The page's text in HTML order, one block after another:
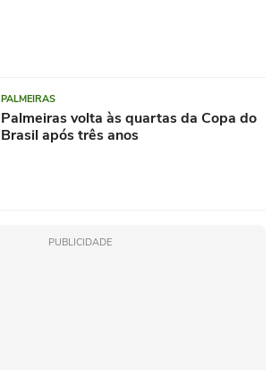
PALMEIRAS
Palmeiras volta às quartas da Copa do
Brasil após três anos
PUBLICIDADE